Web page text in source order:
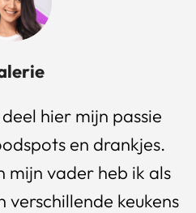
hier mijn passie
en drankjes.
mijn vader heb ik als
verschillende keukens